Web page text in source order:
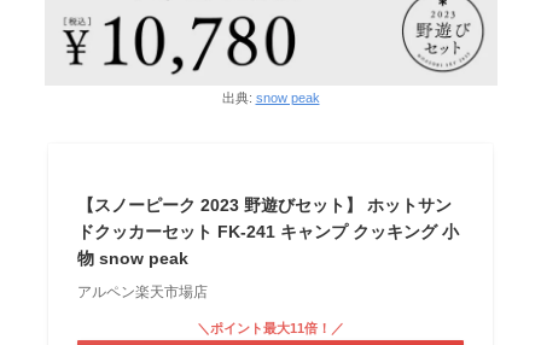
出典: snow peak
【スノーピーク 2023 野遊びセット】 ホットサン
ドクッカーセット FK-241 キャンプ クッキング 小
物 snow peak
アルペン楽天市場店
＼ポイント最大11倍！／